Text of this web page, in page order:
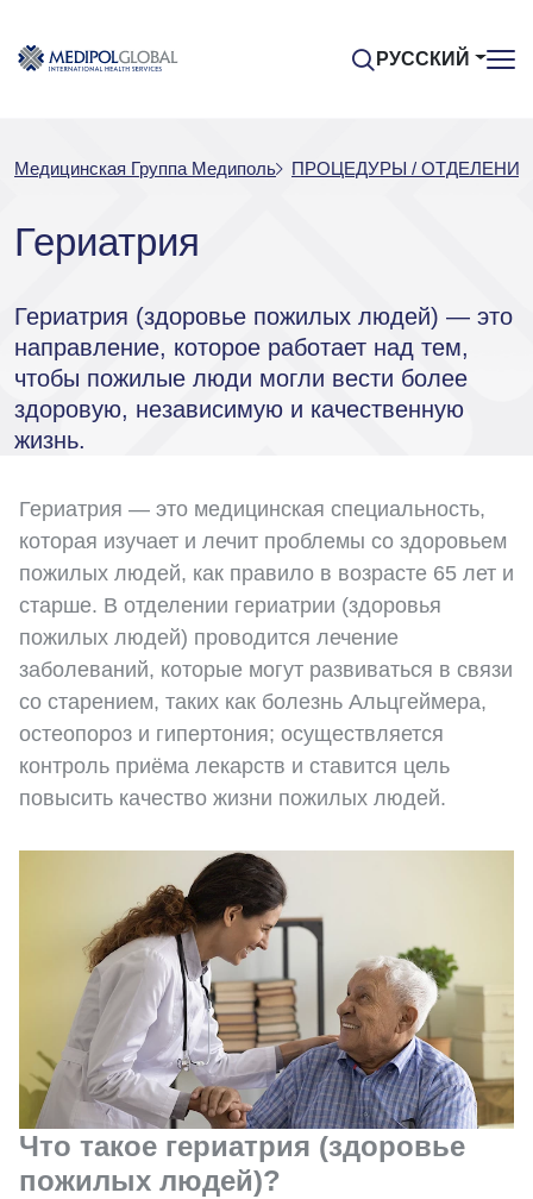
РУССКИЙ
Медицинская Группа Медиполь ПРОЦЕДУРЫ / ОТДЕЛЕНИЯ
Гериатрия
Гериатрия (здоровье пожилых людей) — это
направление, которое работает над тем,
чтобы пожилые люди могли вести более
здоровую, независимую и качественную
жизнь.
Гериатрия — это медицинская специальность,
которая изучает и лечит проблемы со здоровьем
пожилых людей, как правило в возрасте 65 лет и
старше. В отделении гериатрии (здоровья
пожилых людей) проводится лечение
заболеваний, которые могут развиваться в связи
со старением, таких как болезнь Альцгеймера,
остеопороз и гипертония; осуществляется
контроль приёма лекарств и ставится цель
повысить качество жизни пожилых людей.
Что такое гериатрия (здоровье
пожилых людей)?